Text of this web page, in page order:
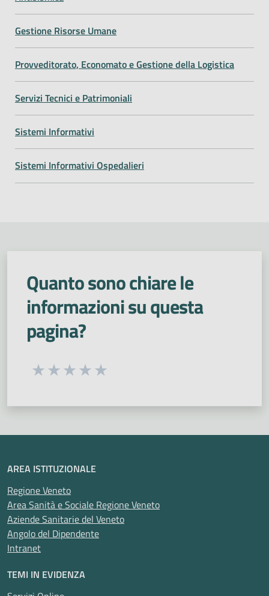
Gestione Risorse Umane
Provveditorato, Economato e Gestione della Logistica
Servizi Tecnici e Patrimoniali
Sistemi Informativi
Sistemi Informativi Ospedalieri
Quanto sono chiare le
informazioni su questa
pagina?
Seleziona una valutazione da 1 a 5 stelle
AREA ISTITUZIONALE
Regione Veneto
Area Sanità e Sociale Regione Veneto
Aziende Sanitarie del Veneto
Angolo del Dipendente
Intranet
TEMI IN EVIDENZA